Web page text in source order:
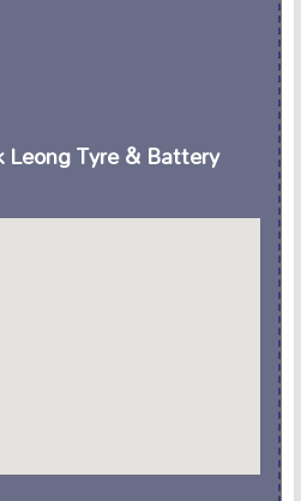
Leong Tyre & Battery